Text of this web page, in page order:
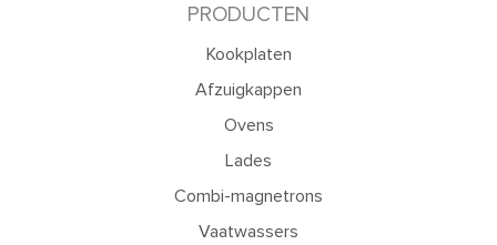
PRODUCTEN
Kookplaten
Afzuigkappen
Ovens
Lades
Combi-magnetrons
Vaatwassers